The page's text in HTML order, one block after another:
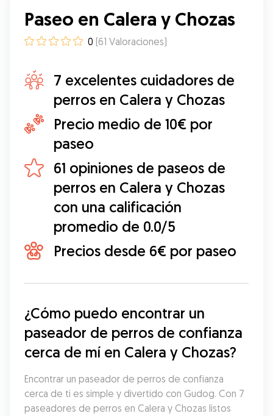
Paseo en Calera y Chozas
0 (61 Valoraciones)
7 excelentes cuidadores de
perros en Calera y Chozas
Precio medio de 10€ por
paseo
61 opiniones de paseos de
perros en Calera y Chozas
con una calificación
promedio de 0.0/5
Precios desde 6€ por paseo
¿Cómo puedo encontrar un
paseador de perros de confianza
cerca de mí en Calera y Chozas?
Encontrar un paseador de perros de confianza
cerca de ti es simple y divertido con Gudog. Con 7
paseadores de perros en Calera y Chozas listos